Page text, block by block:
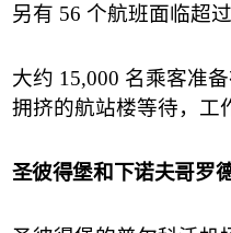
另有 56 个航班面临超过
大约 15,000 名乘客准
拥挤的航站楼等待，工
圣彼得堡和下诺夫哥罗